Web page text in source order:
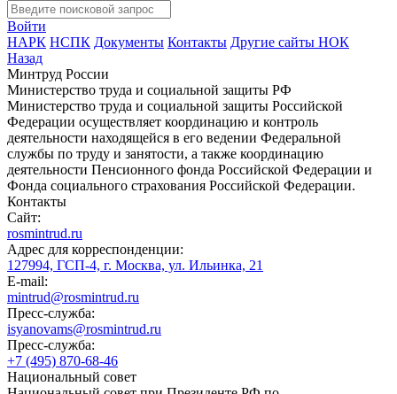
Войти
НАРК НСПК Документы Контакты Другие сайты НОК
Назад
Минтруд России
Министерство труда и социальной защиты РФ
Министерство труда и социальной защиты Российской
Федерации осуществляет координацию и контроль
деятельности находящейся в его ведении Федеральной
службы по труду и занятости, а также координацию
деятельности Пенсионного фонда Российской Федерации и
Фонда социального страхования Российской Федерации.
Контакты
Сайт:
rosmintrud.ru
Адрес для корреспонденции:
127994, ГСП-4, г. Москва, ул. Ильинка, 21
E-mail:
mintrud@rosmintrud.ru
Пресс-служба:
isyanovams@rosmintrud.ru
Пресс-служба:
+7 (495) 870-68-46
Национальный совет